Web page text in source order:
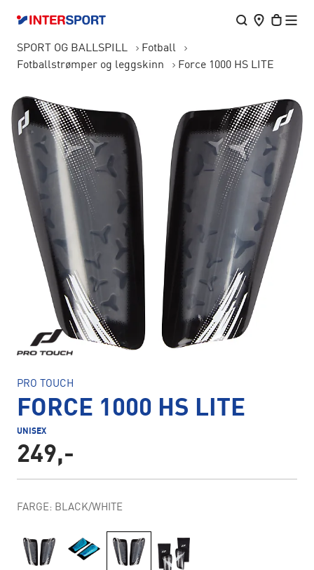
SPORT OG BALLSPILL
Fotball
Fotballstrømper og leggskinn
Force 1000 HS LITE
PRO TOUCH
FORCE 1000 HS LITE
UNISEX
249,-
FARGE: BLACK/WHITE